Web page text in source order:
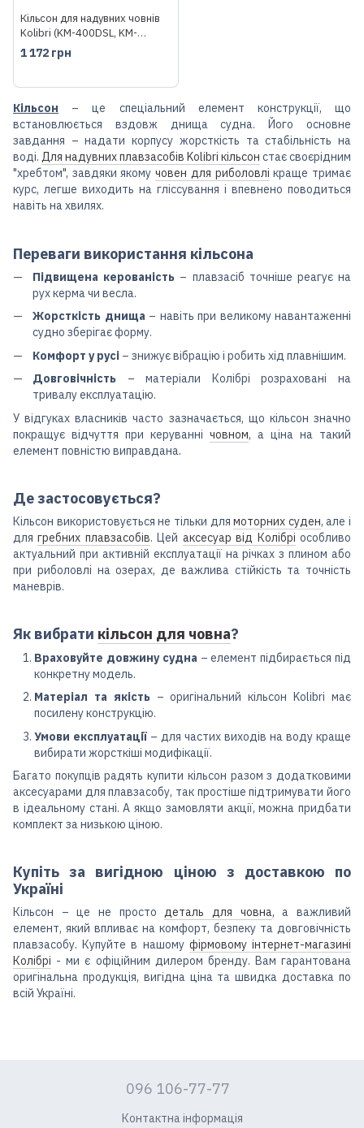
Кільсон для надувних човнів
Kolibri (KM-400DSL, KM-
450DSL) (11.095.00)
1 172 грн
Кільсон – це спеціальний елемент конструкції, що
встановлюється вздовж днища судна. Його основне
завдання – надати корпусу жорсткість та стабільність на
воді. Для надувних плавзасобів Kolibri кільсон стає своєрідним
"хребтом", завдяки якомучовен для риболовлі краще тримає
курс, легше виходить на гліссування і впевнено поводиться
навіть на хвилях.
Переваги використання кільсона
Підвищена керованість – плавзасіб точніше реагує на
рух керма чи весла.
Жорсткість днища – навіть при великому навантаженні
судно зберігає форму.
Комфорт у русі – знижує вібрацію і робить хід плавнішим.
Довговічність – матеріали Колібрі розраховані на
тривалу експлуатацію.
У відгуках власників часто зазначається, що кільсон значно
покращує відчуття при керуванні човном, а ціна на такий
елемент повністю виправдана.
Де застосовується?
Кільсон використовується не тільки длямоторних суден, але і
длягребних плавзасобів. Цей аксесуар від Колібрі особливо
актуальний при активній експлуатації на річках з плином або
при риболовлі на озерах, де важлива стійкість та точність
маневрів.
Як вибрати кільсон для човна?
Враховуйте довжину судна – елемент підбирається під
конкретну модель.
Матеріал та якість – оригінальний кільсон Kolibri має
посилену конструкцію.
Умови експлуатації – для частих виходів на воду краще
вибирати жорсткіші модифікації.
Багато покупців радять купити кільсон разом з додатковими
аксесуарами для плавзасобу, так простіше підтримувати його
в ідеальному стані. А якщо замовляти акції, можна придбати
комплект за низькою ціною.
Купіть за вигідною ціною з доставкою по
Україні
Кільсон – це не простодеталь для човна, а важливий
елемент, який впливає на комфорт, безпеку та довговічність
плавзасобу. Купуйте в нашому фірмовому інтернет-магазині
Колібрі - ми є офіційним дилером бренду. Вам гарантована
оригінальна продукція, вигідна ціна та швидка доставка по
всій Україні.
096 106-77-77
Контактна інформація